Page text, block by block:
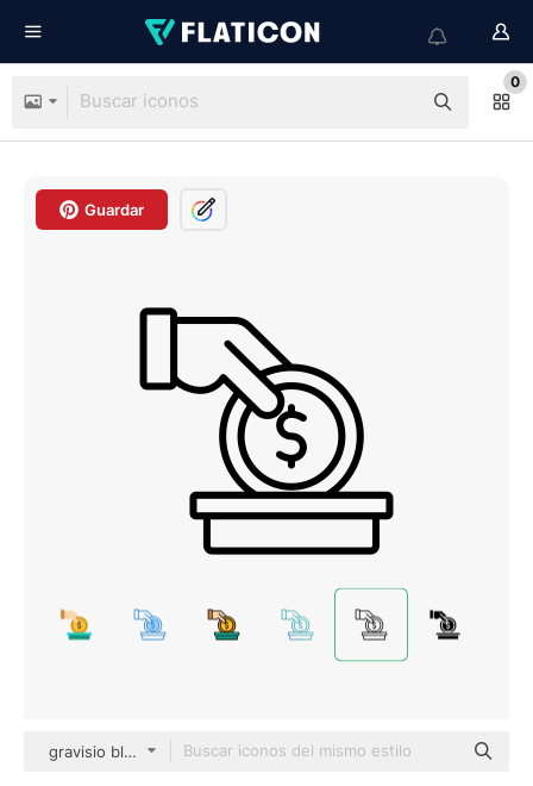
0
Guardar
gravisio black outline